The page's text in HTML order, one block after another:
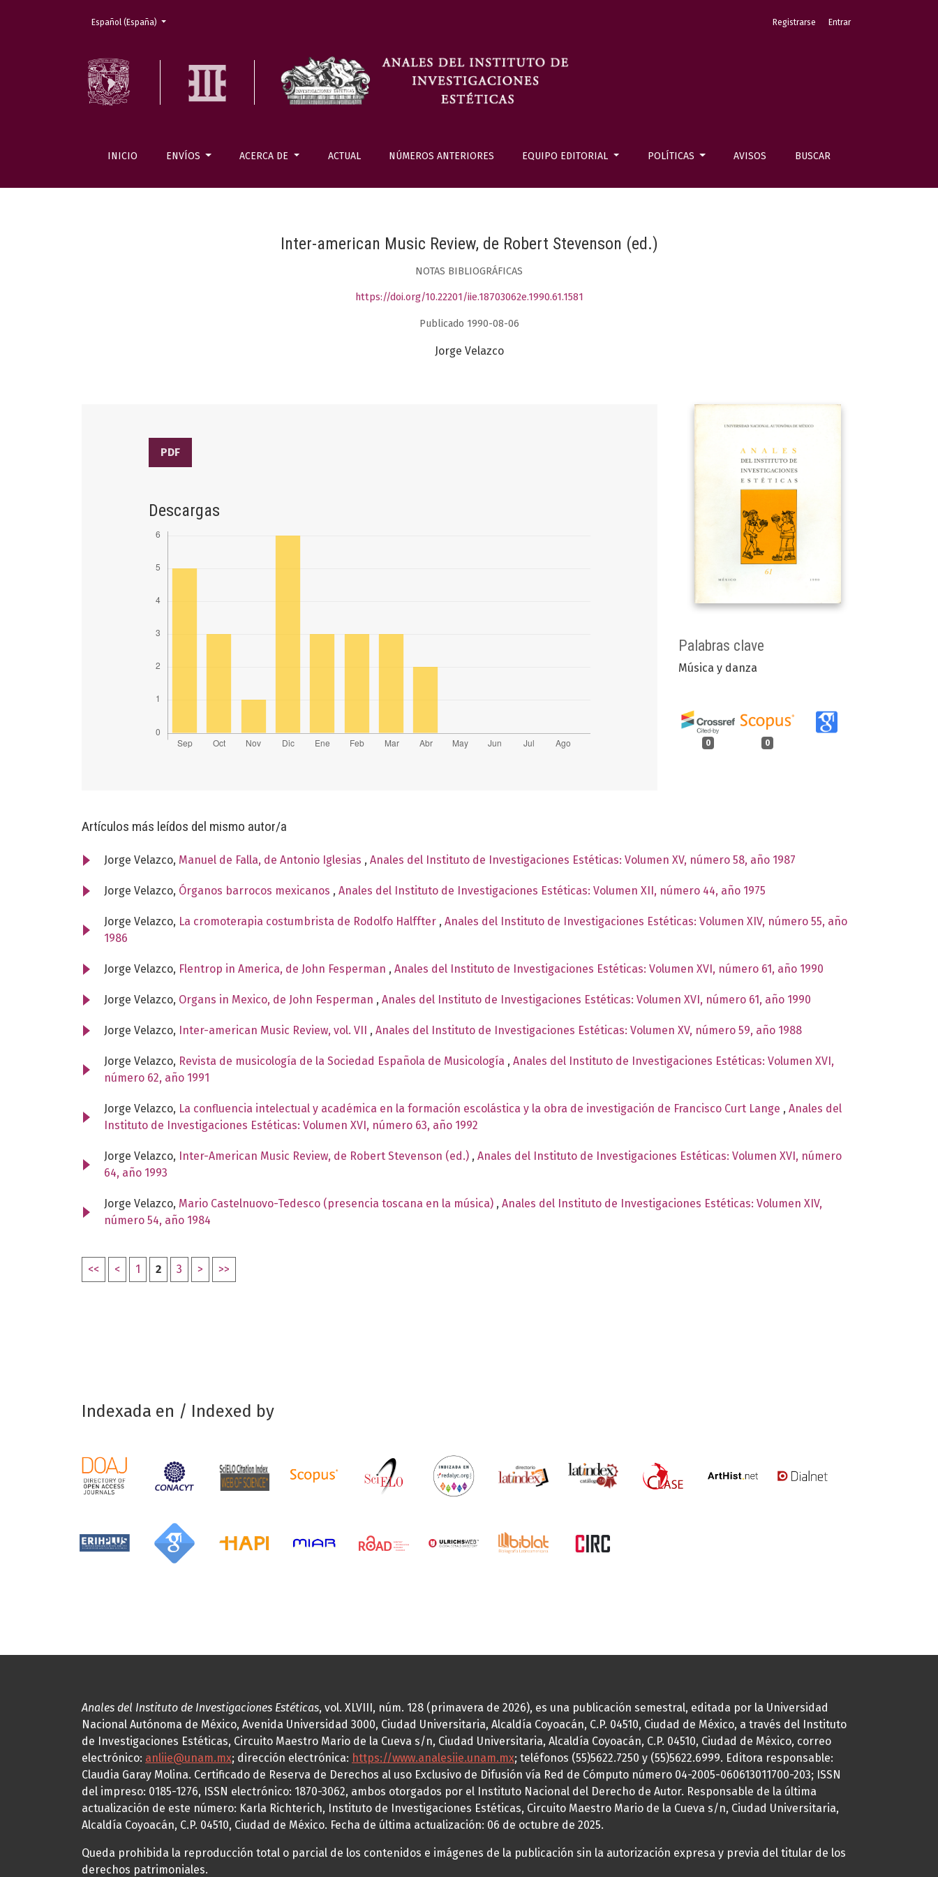
INICIO ENVÍOS ACERCA DE ACTUAL NÚMEROS ANTERIORES EQUIPO EDITORIAL POLÍTICAS AVISOS BUSCAR
Registrarse Entrar
Cambiar el idioma. El actual es:
Español (España)
Inter-american Music Review, de Robert Stevenson (ed.)
NOTAS BIBLIOGRÁFICAS
https://doi.org/10.22201/iie.18703062e.1990.61.1581
Publicado 1990-08-06
Jorge Velazco
Palabras clave
Música y danza
0 0
PDF
Descargas
Artículos más leídos del mismo autor/a
Jorge Velazco, Manuel de Falla, de Antonio Iglesias , Anales del Instituto de Investigaciones Estéticas: Volumen XV, número 58, año 1987
Jorge Velazco, Órganos barrocos mexicanos , Anales del Instituto de Investigaciones Estéticas: Volumen XII, número 44, año 1975
Jorge Velazco, La cromoterapia costumbrista de Rodolfo Halffter , Anales del Instituto de Investigaciones Estéticas: Volumen XIV, número 55, año
1986
Jorge Velazco, Flentrop in America, de John Fesperman , Anales del Instituto de Investigaciones Estéticas: Volumen XVI, número 61, año 1990
Jorge Velazco, Organs in Mexico, de John Fesperman , Anales del Instituto de Investigaciones Estéticas: Volumen XVI, número 61, año 1990
Jorge Velazco, Inter-american Music Review, vol. VII , Anales del Instituto de Investigaciones Estéticas: Volumen XV, número 59, año 1988
Jorge Velazco, Revista de musicología de la Sociedad Española de Musicología , Anales del Instituto de Investigaciones Estéticas: Volumen XVI,
número 62, año 1991
Jorge Velazco, La confluencia intelectual y académica en la formación escolástica y la obra de investigación de Francisco Curt Lange , Anales del
Instituto de Investigaciones Estéticas: Volumen XVI, número 63, año 1992
Jorge Velazco, Inter-American Music Review, de Robert Stevenson (ed.) , Anales del Instituto de Investigaciones Estéticas: Volumen XVI, número
64, año 1993
Jorge Velazco, Mario Castelnuovo-Tedesco (presencia toscana en la música) , Anales del Instituto de Investigaciones Estéticas: Volumen XIV,
número 54, año 1984
<< < 1 2 3 > >>
Indexada en / Indexed by
Anales del Instituto de Investigaciones Estéticas, vol. XLVIII, núm. 128 (primavera de 2026), es una publicación semestral, editada por la Universidad
Nacional Autónoma de México, Avenida Universidad 3000, Ciudad Universitaria, Alcaldía Coyoacán, C.P. 04510, Ciudad de México, a través del Instituto
de Investigaciones Estéticas, Circuito Maestro Mario de la Cueva s/n, Ciudad Universitaria, Alcaldía Coyoacán, C.P. 04510, Ciudad de México, correo
electrónico: anliie@unam.mx; dirección electrónica: https://www.analesiie.unam.mx; teléfonos (55)5622.7250 y (55)5622.6999. Editora responsable:
Claudia Garay Molina. Certificado de Reserva de Derechos al uso Exclusivo de Difusión vía Red de Cómputo número 04-2005-060613011700-203; ISSN
del impreso: 0185-1276, ISSN electrónico: 1870-3062, ambos otorgados por el Instituto Nacional del Derecho de Autor. Responsable de la última
actualización de este número: Karla Richterich, Instituto de Investigaciones Estéticas, Circuito Maestro Mario de la Cueva s/n, Ciudad Universitaria,
Alcaldía Coyoacán, C.P. 04510, Ciudad de México. Fecha de última actualización: 06 de octubre de 2025.
Queda prohibida la reproducción total o parcial de los contenidos e imágenes de la publicación sin la autorización expresa y previa del titular de los
derechos patrimoniales.